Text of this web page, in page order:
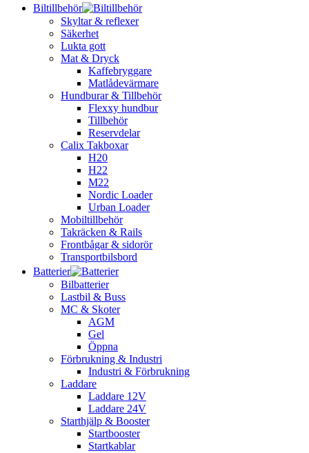
Biltillbehör
Skyltar & reflexer
Säkerhet
Lukta gott
Mat & Dryck
Kaffebryggare
Matlådevärmare
Hundburar & Tillbehör
Flexxy hundbur
Tillbehör
Reservdelar
Calix Takboxar
H20
H22
M22
Nordic Loader
Urban Loader
Mobiltillbehör
Takräcken & Rails
Frontbågar & sidorör
Transportbilsbord
Batterier
Bilbatterier
Lastbil & Buss
MC & Skoter
AGM
Gel
Öppna
Förbrukning & Industri
Industri & Förbrukning
Laddare
Laddare 12V
Laddare 24V
Starthjälp & Booster
Startbooster
Startkablar